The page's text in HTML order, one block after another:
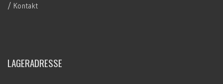
/ Kontakt
LAGERADRESSE